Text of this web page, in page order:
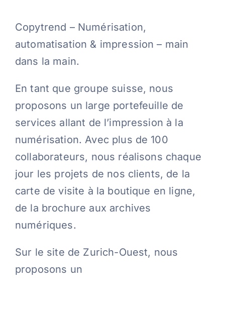
Links
Contact
Blog
Français
Copytrend – Numérisation,
automatisation & impression – main
dans la main.
En tant que groupe suisse, nous
proposons un large portefeuille de
services allant de l’impression à la
numérisation. Avec plus de 100
collaborateurs, nous réalisons chaque
jour les projets de nos clients, de la
carte de visite à la boutique en ligne,
de la brochure aux archives
numériques.
Sur le site de Zurich-Ouest, nous
proposons un